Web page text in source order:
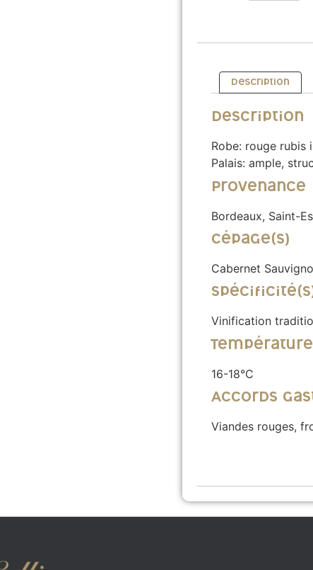
Description
Description
Robe: rouge rubis
Palais: ample,
Provenance
Bordeaux, Saint-
Cépage(s)
Cabernet
Vinification
16-18°C
Accords
Viandes rouges,